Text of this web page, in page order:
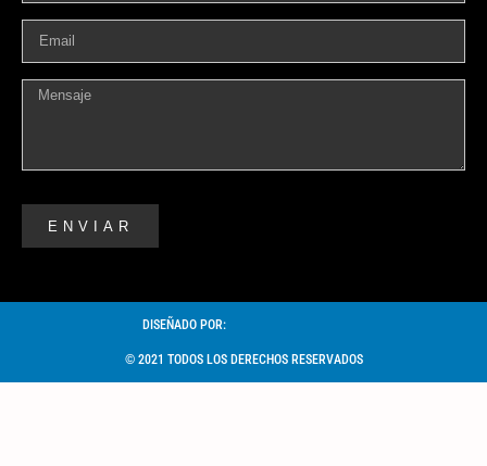
ENVIAR
DISEÑADO POR:
© 2021 TODOS LOS DERECHOS RESERVADOS